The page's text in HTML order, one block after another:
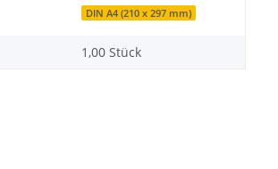
DIN A4 (210 x 297 mm)
1,00 Stück